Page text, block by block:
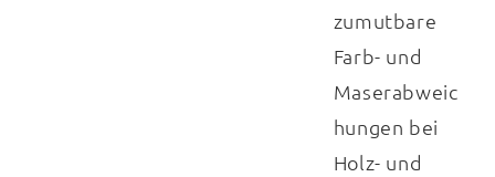
zumutbare
Farb- und
Maserabweic
hungen bei
Holz- und